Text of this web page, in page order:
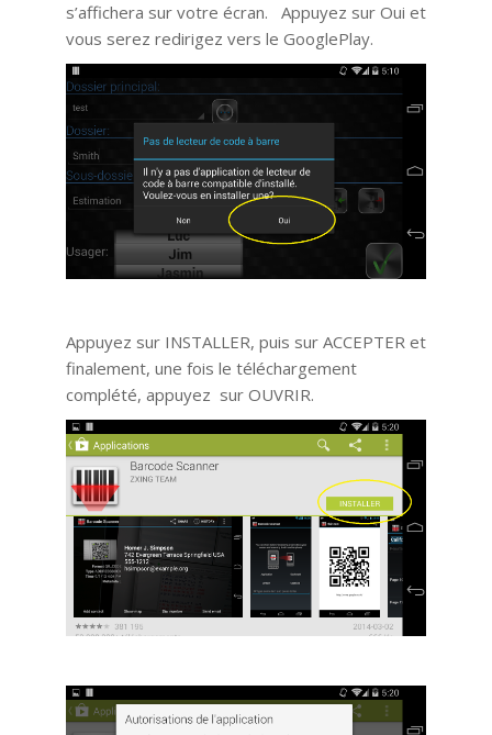
s’affichera sur votre écran. Appuyez sur Oui et
vous serez redirigez vers le GooglePlay.
Appuyez sur INSTALLER, puis sur ACCEPTER et
finalement, une fois le téléchargement
complété, appuyez sur OUVRIR.